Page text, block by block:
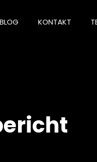
BLOG KONTAKT